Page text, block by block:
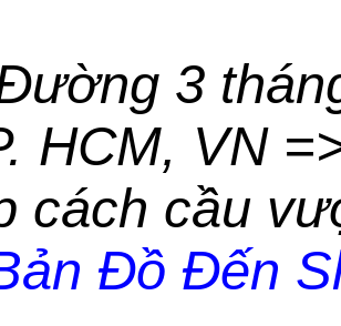
3
HCM, VN
cách cầu
Đồ Đến